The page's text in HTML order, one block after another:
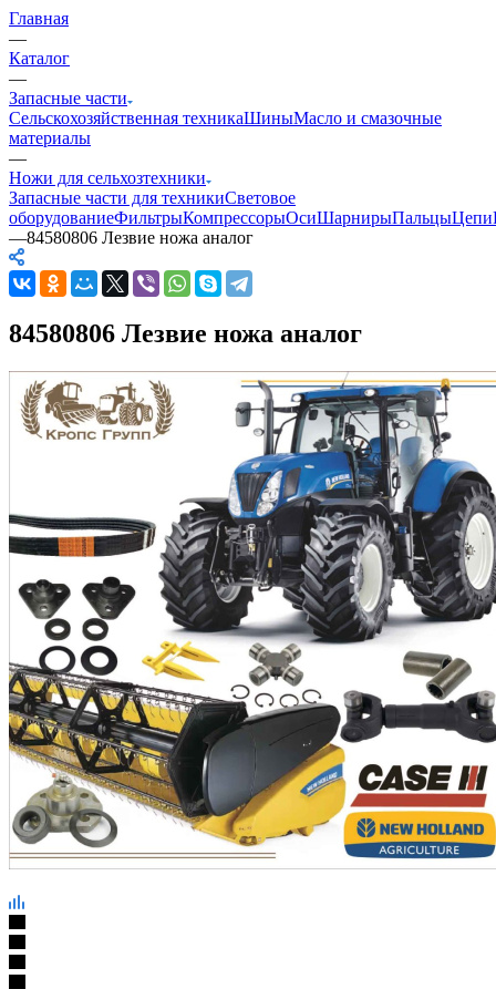
Главная
—
Каталог
—
Запасные части
Сельскохозяйственная техникаШиныМасло и смазочные
материалы
—
Ножи для сельхозтехники
Запасные части для техникиСветовое
оборудованиеФильтрыКомпрессорыОсиШарнирыПальцыЦепи
—84580806 Лезвие ножа аналог
84580806 Лезвие ножа аналог